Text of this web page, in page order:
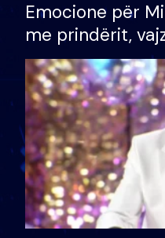
Emocione për
me prindërit,
bashkëshorten:
divorci apo jo?